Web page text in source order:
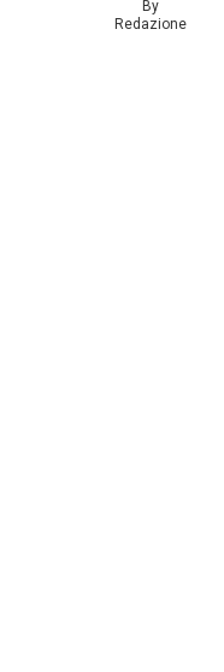
By
Redazione